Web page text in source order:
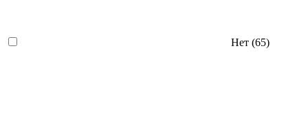
Нет (65)